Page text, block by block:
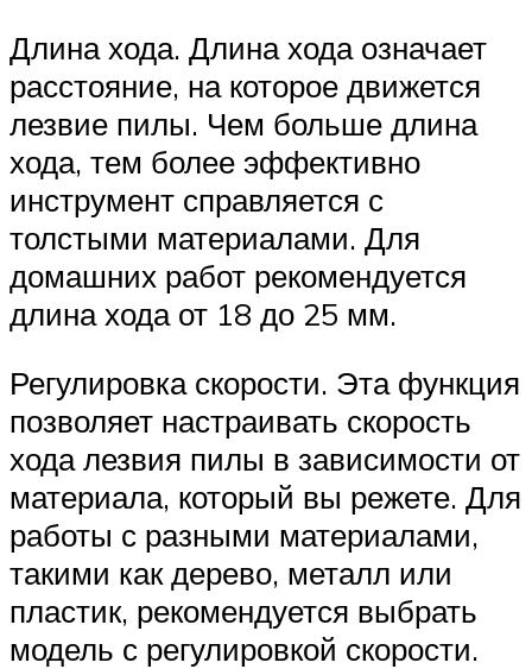
Длина хода. Длина хода означает
расстояние, на которое движется
лезвие пилы. Чем больше длина
хода, тем более эффективно
инструмент справляется с
толстыми материалами. Для
домашних работ рекомендуется
длина хода от 18 до 25 мм.
Регулировка скорости. Эта функция
позволяет настраивать скорость
хода лезвия пилы в зависимости от
материала, который вы режете. Для
работы с разными материалами,
такими как дерево, металл или
пластик, рекомендуется выбрать
модель с регулировкой скорости.